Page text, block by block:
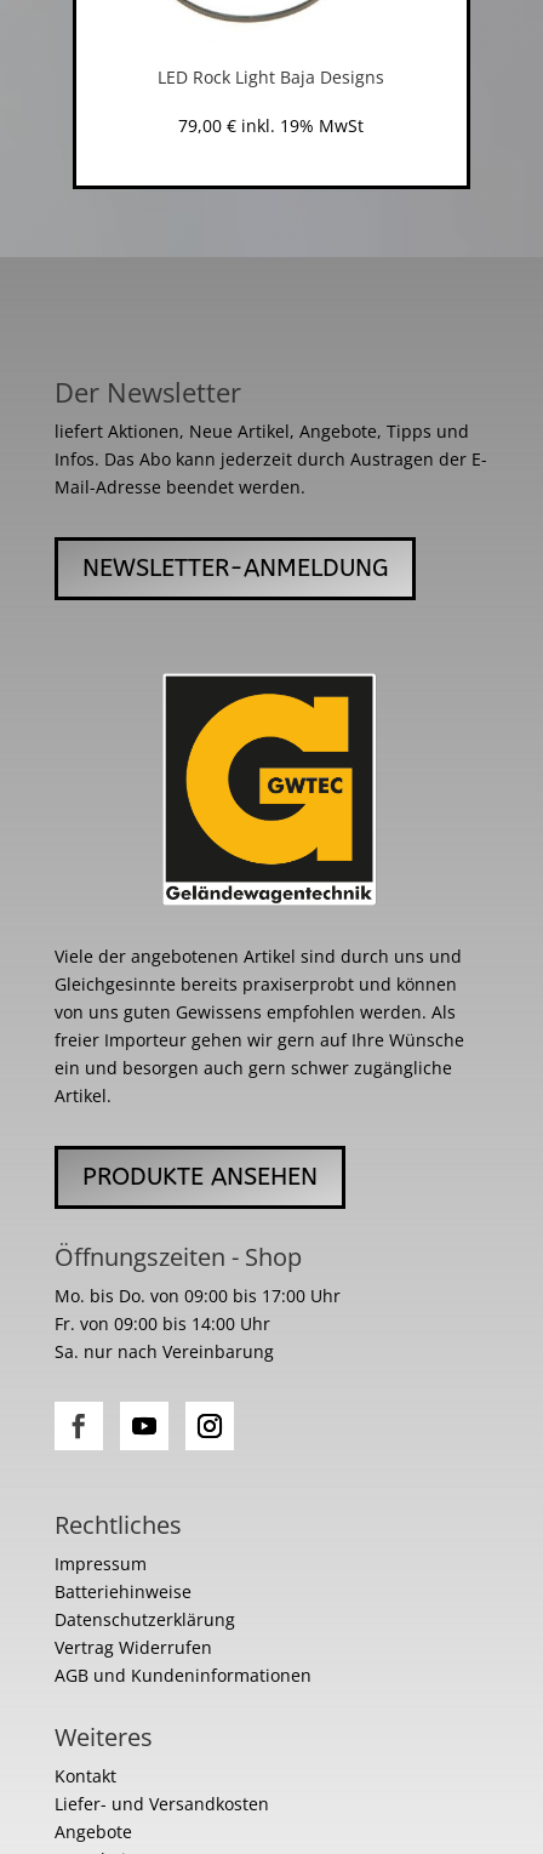
LED Rock Light Baja Designs
79,00€ inkl. 19% MwSt
Der Newsletter
liefert Aktionen, Neue Artikel, Angebote, Tipps und
Infos. Das Abo kann jederzeit durch Austragen der E-
Mail-Adresse beendet werden.
NEWSLETTER-ANMELDUNG
Viele der angebotenen Artikel sind durch uns und
Gleichgesinnte bereits praxiserprobt und können
von uns guten Gewissens empfohlen werden. Als
freier Importeur gehen wir gern auf Ihre Wünsche
ein und besorgen auch gern schwer zugängliche
Artikel.
PRODUKTE ANSEHEN
Öffnungszeiten - Shop
Mo. bis Do. von 09:00 bis 17:00 Uhr
Fr. von 09:00 bis 14:00 Uhr
Sa. nur nach Vereinbarung
Rechtliches
Impressum
Batteriehinweise
Datenschutzerklärung
Vertrag Widerrufen
AGB und Kundeninformationen
Weiteres
Kontakt
Liefer- und Versandkosten
Angebote